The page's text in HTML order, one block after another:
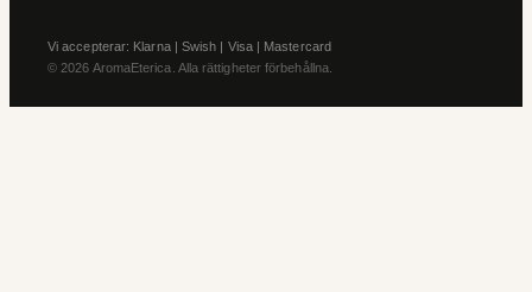
Vi accepterar: Klarna | Swish | Visa | Mastercard
© 2026 AromaEterica. Alla rättigheter förbehållna.